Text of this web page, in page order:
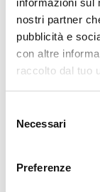
informazioni sul
nostri partner
pubblicità e
con altre
raccolto dal tuo
delNecessari
Preferenze
Pulizia dei
Eliminare le
spine.
Tagliare i
Metterli in
Portare a